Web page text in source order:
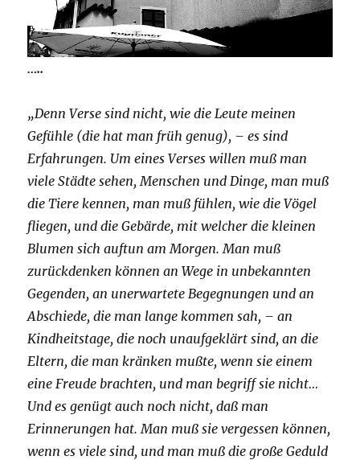
…..
„Denn Verse sind nicht, wie die Leute meinen
Gefühle (die hat man früh genug), – es sind
Erfahrungen. Um eines Verses willen muß man
viele Städte sehen, Menschen und Dinge, man muß
die Tiere kennen, man muß fühlen, wie die Vögel
fliegen, und die Gebärde, mit welcher die kleinen
Blumen sich auftun am Morgen. Man muß
zurückdenken können an Wege in unbekannten
Gegenden, an unerwartete Begegnungen und an
Abschiede, die man lange kommen sah, – an
Kindheitstage, die noch unaufgeklärt sind, an die
Eltern, die man kränken mußte, wenn sie einem
eine Freude brachten, und man begriff sie nicht…
Und es genügt auch noch nicht, daß man
Erinnerungen hat. Man muß sie vergessen können,
wenn es viele sind, und man muß die große Geduld